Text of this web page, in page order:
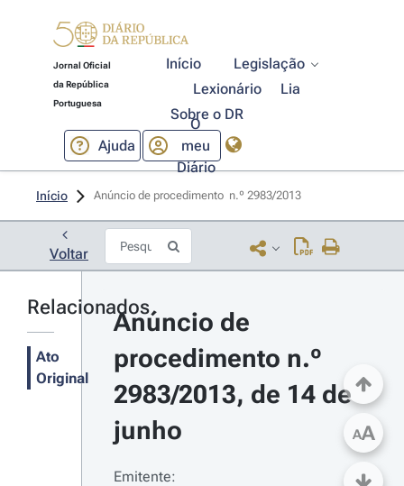
Jornal Oficial
da República
Portuguesa
Início
Legislação
Lexionário
Lia
Sobre o DR
Ajuda
O
meu
Diário
Início Anúncio de procedimento  n.º 2983/2013
Voltar
Relacionados
Ato
Original
Anúncio de
procedimento n.º
2983/2013, de 14 de
junho
Emitente:
AA